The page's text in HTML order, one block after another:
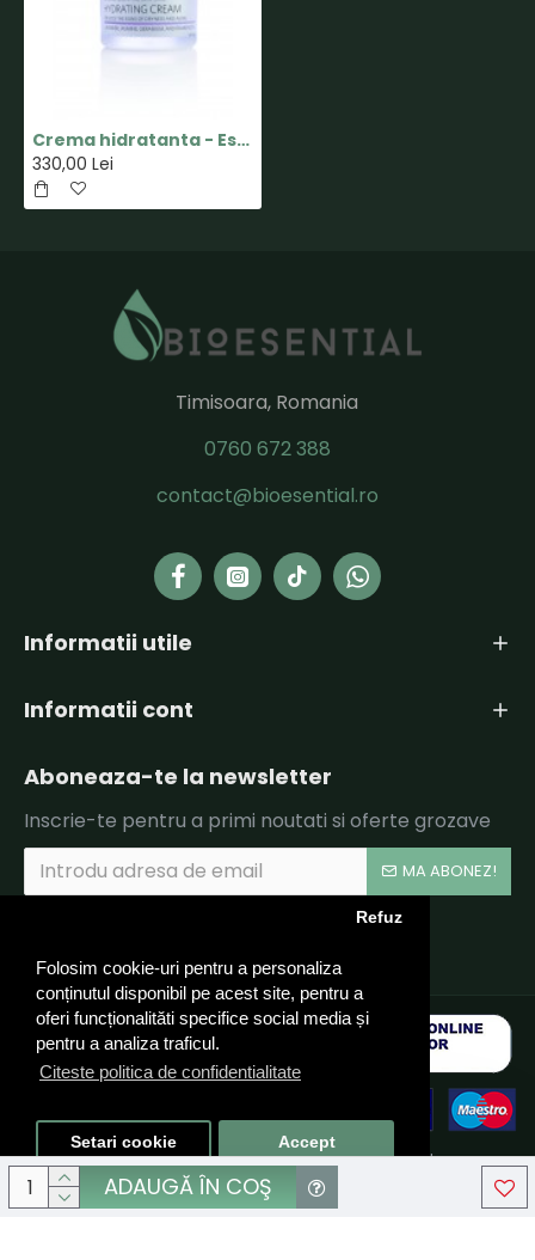
Folosim cookie-uri pentru a personaliza
conținutul disponibil pe acest site, pentru a
oferi funcționalităti specifice social media și
pentru a analiza traficul.
Citeste politica de confidentialitate
Refuz
Setari cookie Accept
ADAUGĂ ÎN COŞ
Crema hidratanta - Essential Skin Care - doTERRA
330,00 Lei
Timisoara, Romania
0760 672 388
contact@bioesential.ro
Informatii utile
Informatii cont
Aboneaza-te la newsletter
Inscrie-te pentru a primi noutati si oferte grozave
MA ABONEZ!
© 2024 CARUSEL LPTG TEAM SRL, CIF: RO40324910 - Toate
drepturile rezervate - by DevPro.ro